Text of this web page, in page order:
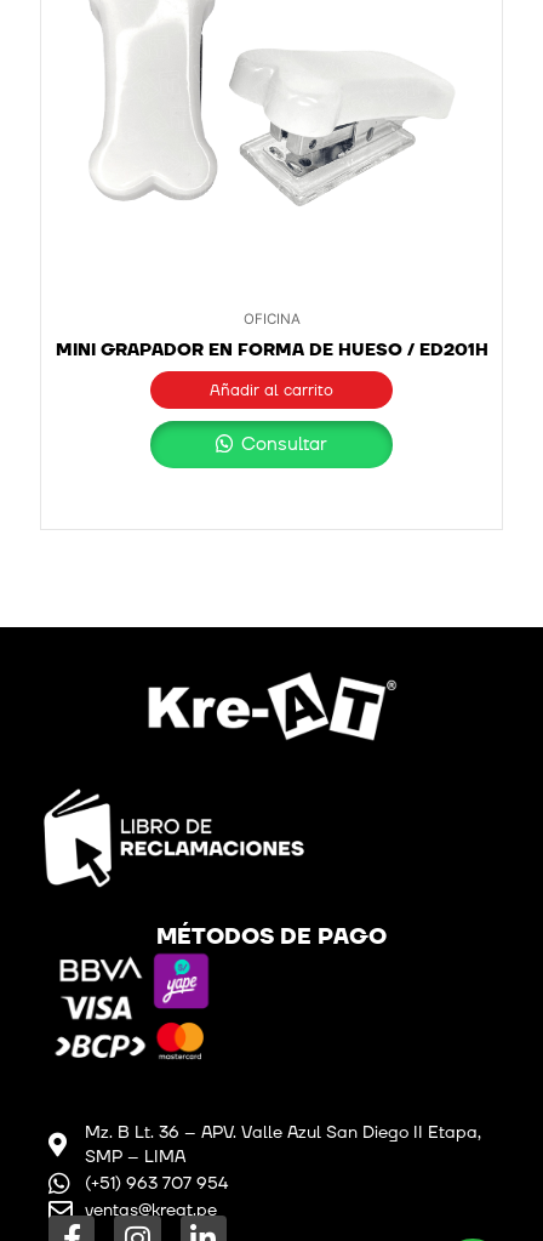
OFICINA
MINI GRAPADOR EN FORMA DE HUESO / ED201H
Añadir al carrito
Consultar
MÉTODOS DE PAGO
Mz. B Lt. 36 – APV. Valle Azul San Diego II Etapa,
SMP – LIMA
(+51) 963 707 954
ventas@kreat.pe